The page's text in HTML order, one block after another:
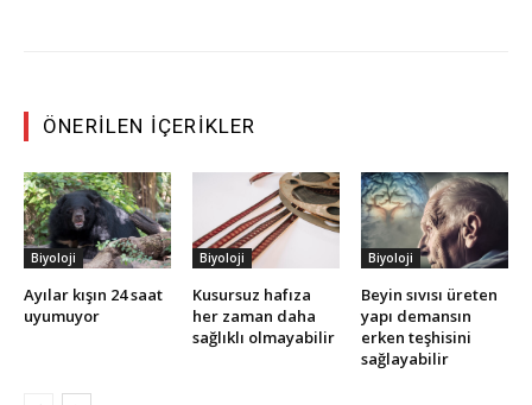
ÖNERILEN İÇERIKLER
Biyoloji
Ayılar kışın 24 saat
uyumuyor
Biyoloji
Kusursuz hafıza
her zaman daha
sağlıklı olmayabilir
Biyoloji
Beyin sıvısı üreten
yapı demansın
erken teşhisini
sağlayabilir